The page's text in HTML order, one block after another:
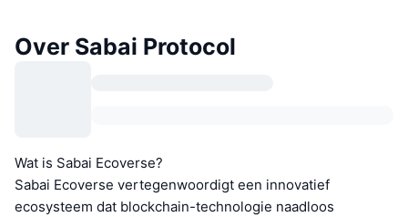
Over Sabai Protocol
Wat is Sabai Ecoverse?
Sabai Ecoverse vertegenwoordigt een innovatief
ecosysteem dat blockchain-technologie naadloos